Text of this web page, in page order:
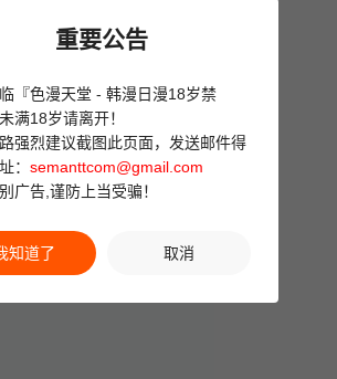
重要公告
『色漫天堂 - 韩漫日漫18岁禁
满18岁请离开！
强烈建议截图此页面，发送邮件得
： semanttcom@gmail.com
广告,谨防上当受骗！
知道了 取消